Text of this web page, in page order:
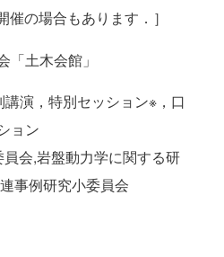
の場合もあります．］
土木会館」
演，特別セッション※，口
ョン
会,岩盤動力学に関する研
事例研究小委員会